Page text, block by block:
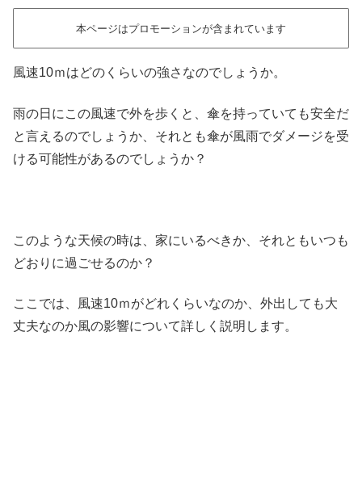
本ページはプロモーションが含まれています
風速10ｍはどのくらいの強さなのでしょうか。
雨の日にこの風速で外を歩くと、傘を持っていても安全だ
と言えるのでしょうか、それとも傘が風雨でダメージを受
ける可能性があるのでしょうか？
このような天候の時は、家にいるべきか、それともいつも
どおりに過ごせるのか？
ここでは、風速10ｍがどれくらいなのか、外出しても大
丈夫なのか風の影響について詳しく説明します。